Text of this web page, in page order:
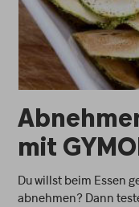
mit
Du willst beim Essen
abnehmen? Dann